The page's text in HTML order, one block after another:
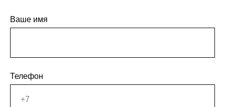
Ваше имя
Телефон